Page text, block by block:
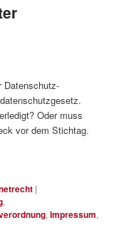
Datenschutz-
Oder muss
vor dem Stichtag.
|
,
,Impressum,